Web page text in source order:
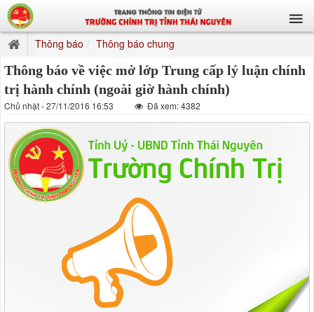
Thông báo Thông báo chung
Thông báo về việc mở lớp Trung cấp lý luận chính
trị hành chính (ngoài giờ hành chính)
Chủ nhật - 27/11/2016 16:53 Đã xem: 4382